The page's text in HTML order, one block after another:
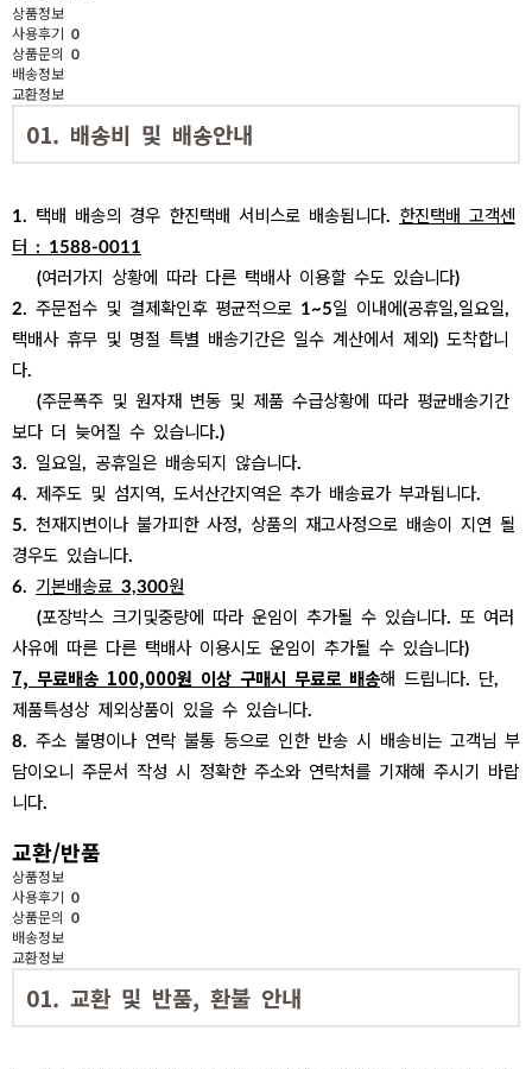
상품정보
사용후기 0
상품문의 0
배송정보
교환정보
01. 배송비 및 배송안내
1. 택배 배송의 경우 한진택배 서비스로 배송됩니다. 한진택배 고객센
터 : 1588-0011
(여러가지 상황에 따라 다른 택배사 이용할 수도 있습니다)
2. 주문접수 및 결제확인후 평균적으로 1~5일 이내에(공휴일,일요일,
택배사 휴무 및 명절 특별 배송기간은 일수 계산에서 제외) 도착합니
다.
(주문폭주 및 원자재 변동 및 제품 수급상황에 따라 평균배송기간
보다 더 늦어질 수 있습니다.)
3. 일요일, 공휴일은 배송되지 않습니다.​
4. 제주도 및 섬지역, 도서산간지역은 추가 배송료가 부과됩니다.
5. 천재지변이나 불가피한 사정, 상품의 재고사정으로 배송이 지연 될
경우도 있습니다.
6. 기본배송료 3,300원
(포장박스 크기및중량에 따라 운임이 추가될 수 있습니다. 또 여러
사유에 따른 다른 택배사 이용시도 운임이 추가될 수 있습니다)
7, 무료배송 100,000원 이상 구매시 무료로 배송해 드립니다. 단,
제품특성상 제외상품이 있을 수 있습니다.
8. 주소 불명이나 연락 불통 등으로 인한 반송 시 배송비는 고객님 부
담이오니 주문서 작성 시 정확한 주소와 연락처를 기재해 주시기 바랍
니다.
교환/반품
상품정보
사용후기 0
상품문의 0
배송정보
교환정보
01. 교환 및 반품, 환불 안내